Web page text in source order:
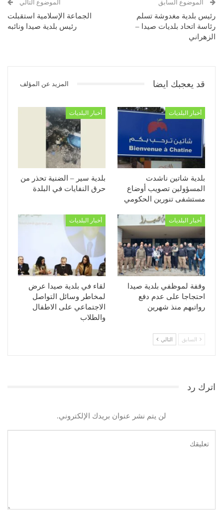
الموضوع السابق
رئيس بلدية مغدوشة تسلم
رئاسة اتحاد بلديات صيدا –
الزهراني
الموضوع التالي
الجماعة الإسلامية استقبلت
رئيس بلدية صيدا ونائبه
قد يعجبك ايضا المزيد عن المؤلف
أخبار البلديات
بلدية شاتين ناشدت
المسؤولين تصويب أوضاع
مستشفى تنورين الحكومي
أخبار البلديات
بلدية سير – الضنية تحذر من
حرق النفايات في البلدة
أخبار البلديات
وقفة لموظفي بلدية صيدا
احتجاجا على عدم دفع
رواتبهم منذ شهرين
أخبار البلديات
لقاء في بلدية صيدا عرض
لمخاطر وسائل التواصل
الاجتماعي على الاطفال
والطلاب
السابق التالي
اترك رد
لن يتم نشر عنوان بريدك الإلكتروني.